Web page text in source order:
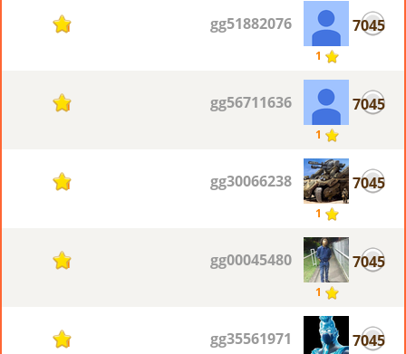
7045
1
gg51882076
1
7045
1
gg56711636
1
7045
1
gg30066238
1
7045
1
gg00045480
1
7045
gg35561971
1